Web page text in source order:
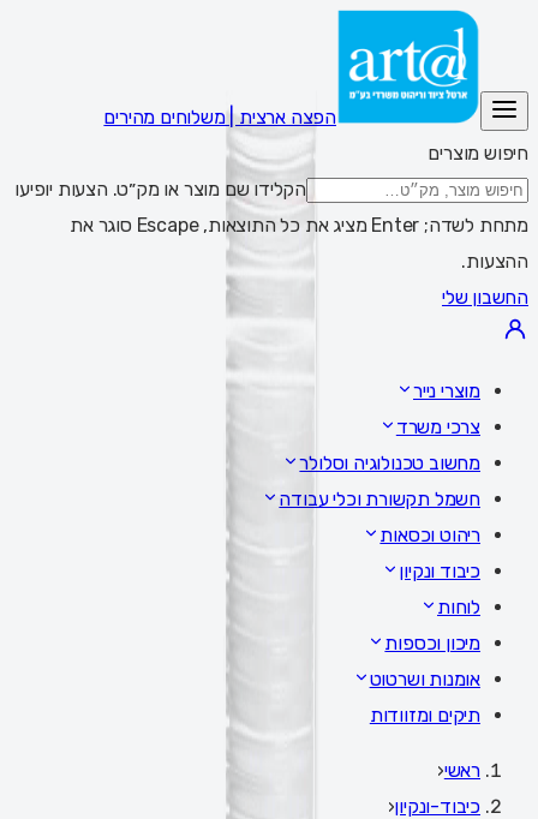
הפצה ארצית | משלוחים מהירים
חיפוש מוצרים
הקלידו שם מוצר או מק״ט. הצעות יופיעו
מתחת לשדה; Enter מציג את כל התוצאות, Escape סוגר את
ההצעות.
החשבון שלי
מוצרי נייר
צרכי משרד
מחשוב טכנולוגיה וסלולר
חשמל תקשורת וכלי עבודה
ריהוט וכסאות
כיבוד ונקיון
לוחות
מיכון וכספות
אומנות ושרטוט
תיקים ומזוודות
ראשי‹
כיבוד-ונקיון‹